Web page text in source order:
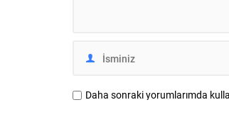
Daha sonraki yorumlarımda